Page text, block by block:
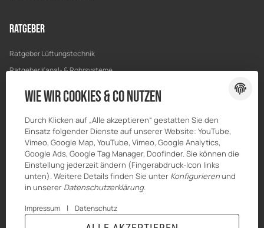
Ratgeber
Ratgeber Lüftungstechnik
Ratgeber Kanal- & Rohrsysteme
Ratgeber Bau & Trockenbau
Wie wir Cookies & Co nutzen
Durch Klicken auf „Alle akzeptieren“ gestatten Sie den
Einsatz folgender Dienste auf unserer Website: YouTube,
Vimeo, Google Map, YouTube, Vimeo, Google Analytics,
Google Ads, Google Tag Manager, Doofinder. Sie können die
Einstellung jederzeit ändern (Fingerabdruck-Icon links
unten). Weitere Details finden Sie unter Konfigurierenund
in unserer Datenschutzerklärung.
Impressum | Datenschutz